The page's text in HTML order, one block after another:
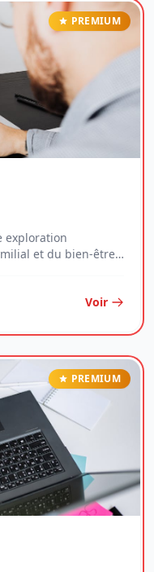
PREMIUM
exploration
et du bien-être
Voir
PREMIUM